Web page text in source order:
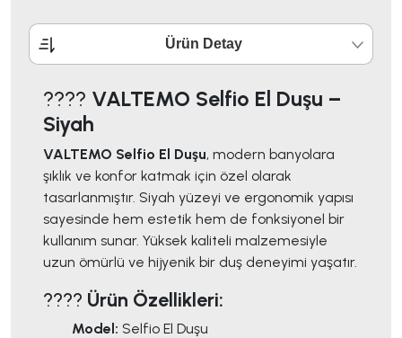
Ürün Detay
???? VALTEMO Selfio El Duşu –
Siyah
VALTEMO Selfio El Duşu, modern banyolara
şıklık ve konfor katmak için özel olarak
tasarlanmıştır. Siyah yüzeyi ve ergonomik yapısı
sayesinde hem estetik hem de fonksiyonel bir
kullanım sunar. Yüksek kaliteli malzemesiyle
uzun ömürlü ve hijyenik bir duş deneyimi yaşatır.
???? Ürün Özellikleri:
Model: Selfio El Duşu